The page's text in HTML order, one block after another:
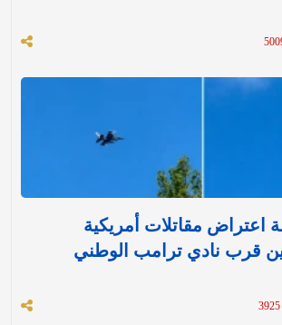
اعتراض مقاتلات أمريكية
قرب نادي ترامب الوطني